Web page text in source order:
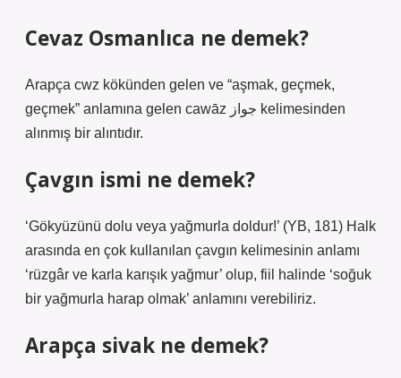
Cevaz Osmanlıca ne demek?
Arapça cwz kökünden gelen ve “aşmak, geçmek,
geçmek” anlamına gelen cawāz جواز kelimesinden
alınmış bir alıntıdır.
Çavgın ismi ne demek?
‘Gökyüzünü dolu veya yağmurla doldur!’ (YB, 181) Halk
arasında en çok kullanılan çavgın kelimesinin anlamı
‘rüzgâr ve karla karışık yağmur’ olup, fiil halinde ‘soğuk
bir yağmurla harap olmak’ anlamını verebiliriz.
Arapça sivak ne demek?